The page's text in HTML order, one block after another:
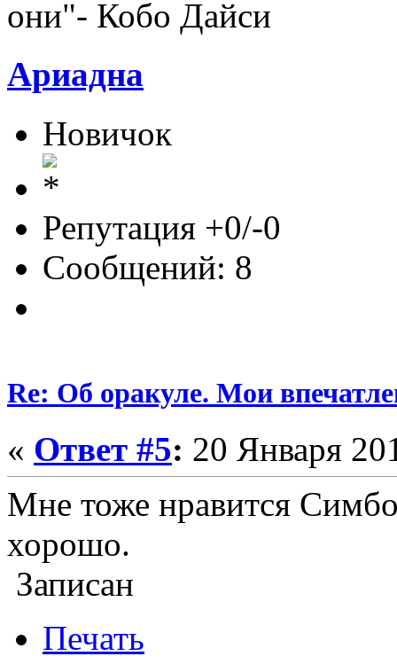
они"- Кобо Дайси
Ариадна
Новичок
Репутация +0/-0
Сообщений: 8
Re: Об оракуле. Мои
« Ответ #5: 20 Января
Мне тоже нравится
хорошо.
Записан
Печать